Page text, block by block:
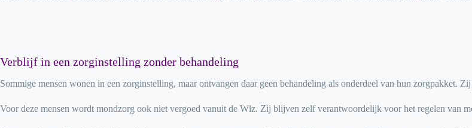
Verblijf in een zorginstelling zonder behandeling
Sommige mensen wonen in een zorginstelling, maar ontvangen daar geen behandeling als onderdeel van hun zorgpakket.
Voor deze mensen wordt mondzorg ook niet vergoed vanuit de Wlz. Zij blijven zelf verantwoordelijk voor het regelen van